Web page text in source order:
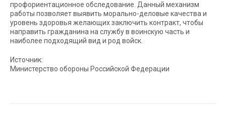
профориентационное обследование. Данный механизм
работы позволяет выявить морально-деловые качества и
уровень здоровья желающих заключить контракт, чтобы
направить гражданина на службу в воинскую часть и
наиболее подходящий вид и род войск.
Источник:
Министерство обороны Российской Федерации